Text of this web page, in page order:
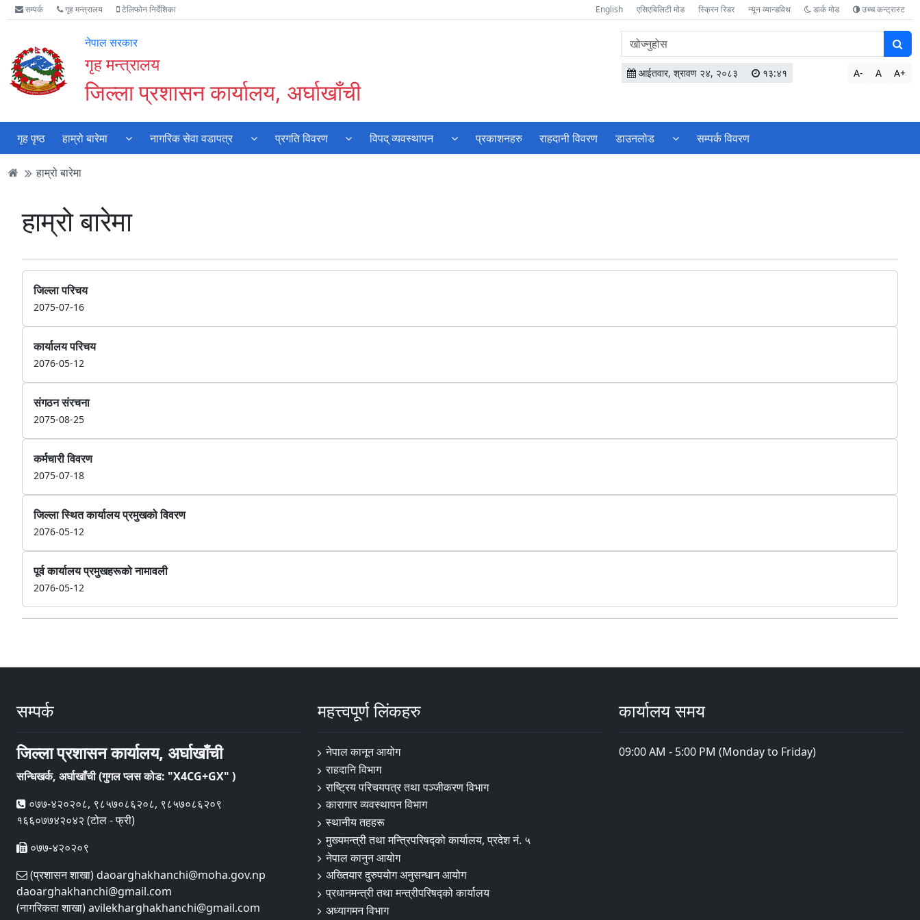
Accessibility
Mode
गर्नुहोस्
मुख्य
सामाग्री
मुख्य
नेभिगेसन
वेबसाइट
खोजमा
सम्पर्क गृह मन्त्रालय टेलिफोन निर्देशिका English एसिएबिलिटी मोड स्क्रिन रिडर न्यून व्यान्डविथ डार्क मोड उच्च कन्ट्रास्ट
नेपाल सरकार
गृह मन्त्रालय
जिल्ला प्रशासन कार्यालय, अर्घाखाँची
वेबसाइटमा
सामग्री
खोज्नुहोस
आईतवार, श्रावण २४, २०८३ १३:४१ A- A A+
गृह पृष्ठ हाम्रो बारेमा नागरिक सेवा वडापत्र प्रगति विवरण विपद् व्यवस्थापन प्रकाशनहरु राहदानी विवरण डाउनलोड सम्पर्क विवरण
हाम्रो बारेमा
हाम्रो बारेमा
जिल्ला परिचय
2075-07-16
कार्यालय परिचय
2076-05-12
संगठन संरचना
2075-08-25
कर्मचारी विवरण
2075-07-18
जिल्ला स्थित कार्यालय प्रमुखको विवरण
2076-05-12
पूर्व कार्यालय प्रमुखहरूको नामावली
2076-05-12
सम्पर्क
जिल्ला प्रशासन कार्यालय, अर्घाखाँची
सन्धिखर्क, अर्घाखाँची (गुगल प्लस कोड: "X4CG+GX" )
०७७-४२०२०८, ९८५७०८६२०८, ९८५७०८६२०९
१६६०७७४२०४२ (टोल - फ्री)
०७७-४२०२०९
(प्रशासन शाखा) daoarghakhanchi@moha.gov.np
daoarghakhanchi@gmail.com
(नागरिकता शाखा) avilekharghakhanchi@gmail.com
महत्त्वपूर्ण लिंकहरु
नेपाल कानून आयोग
राहदानि विभाग
राष्ट्रिय परिचयपत्र तथा पञ्जीकरण विभाग
कारागार व्यवस्थापन विभाग
स्थानीय तहहरू
मुख्यमन्त्री तथा मन्त्रिपरिषद्को कार्यालय, प्रदेश नं. ५
नेपाल कानुन आयोग
अख्तियार दुरुपयोग अनुसन्धान आयोग
प्रधानमन्त्री तथा मन्त्रीपरिषद्को कार्यालय
अध्यागमन विभाग
कार्यालय समय
09:00 AM - 5:00 PM (Monday to Friday)